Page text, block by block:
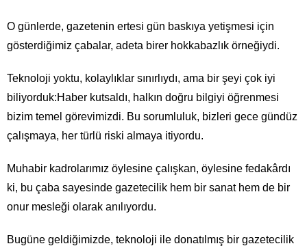
O günlerde, gazetenin ertesi gün baskıya yetişmesi için
gösterdiğimiz çabalar, adeta birer hokkabazlık örneğiydi.
Teknoloji yoktu, kolaylıklar sınırlıydı, ama bir şeyi çok iyi
biliyorduk:Haber kutsaldı, halkın doğru bilgiyi öğrenmesi
bizim temel görevimizdi. Bu sorumluluk, bizleri gece gündüz
çalışmaya, her türlü riski almaya itiyordu.
Muhabir kadrolarımız öylesine çalışkan, öylesine fedakârdı
ki, bu çaba sayesinde gazetecilik hem bir sanat hem de bir
onur mesleği olarak anılıyordu.
Bugüne geldiğimizde, teknoloji ile donatılmış bir gazetecilik